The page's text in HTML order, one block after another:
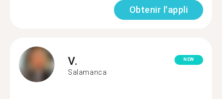
Obtenir l'appli
V.
Salamanca
NEW